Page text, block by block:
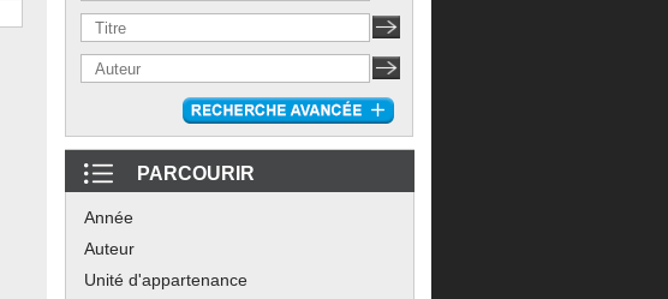
PARCOURIR
Année
Auteur
Unité d'appartenance